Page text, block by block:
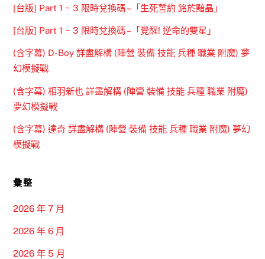
[台版] Part 1 ~ 3 限時兌換碼 –「生死誓約 銘於黯晶」
[台版] Part 1 ~ 3 限時兌換碼 –「覺醒! 逆命的雙星」
(含字幕) D-Boy 詳盡解構 (陣營 裝備 技能 兵種 職業 附魔) 夢
幻模擬戰
(含字幕) 相羽新也 詳盡解構 (陣營 裝備 技能 兵種 職業 附魔)
夢幻模擬戰
(含字幕) 達奇 詳盡解構 (陣營 裝備 技能 兵種 職業 附魔) 夢幻
模擬戰
彙整
2026 年 7 月
2026 年 6 月
2026 年 5 月